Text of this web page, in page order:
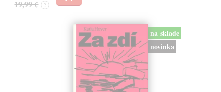
19,99 € ?
na sklade
novinka